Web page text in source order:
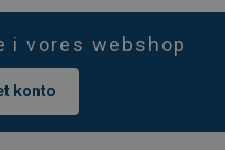
i vores webshop
konto